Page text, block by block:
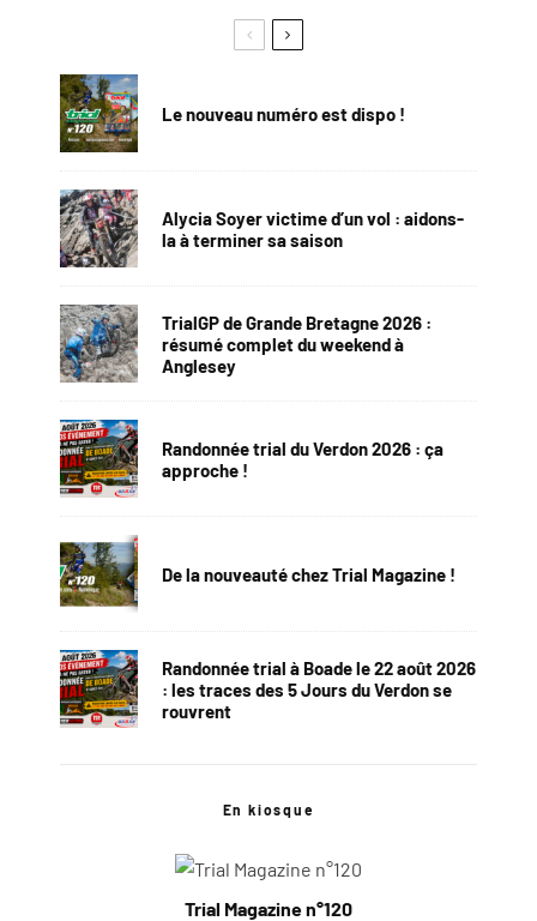
Le nouveau numéro est dispo !
Alycia Soyer victime d’un vol : aidons-
la à terminer sa saison
TrialGP de Grande Bretagne 2026 :
résumé complet du weekend à
Anglesey
Randonnée trial du Verdon 2026 : ça
approche !
De la nouveauté chez Trial Magazine !
Randonnée trial à Boade le 22 août 2026
: les traces des 5 Jours du Verdon se
rouvrent
En kiosque
Trial Magazine n°120